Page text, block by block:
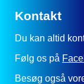
Kontakt
Du kan altid
Følg os på
Besøg også